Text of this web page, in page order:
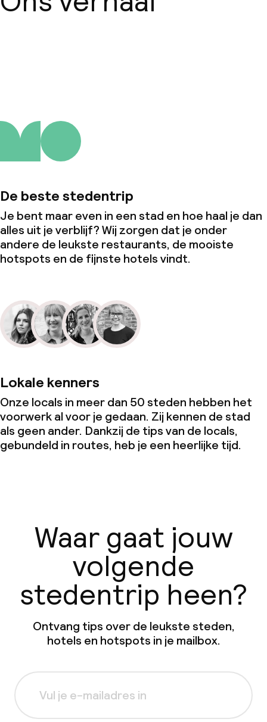
De beste stedentrip
Je bent maar even in een stad en hoe haal je dan
alles uit je verblijf? Wij zorgen dat je onder
andere de leukste restaurants, de mooiste
hotspots en de fijnste hotels vindt.
Lokale kenners
Onze locals in meer dan 50 steden hebben het
voorwerk al voor je gedaan. Zij kennen de stad
als geen ander. Dankzij de tips van de locals,
gebundeld in routes, heb je een heerlijke tijd.
Waar gaat jouw
volgende
stedentrip heen?
Ontvang tips over de leukste steden,
hotels en hotspots in je mailbox.